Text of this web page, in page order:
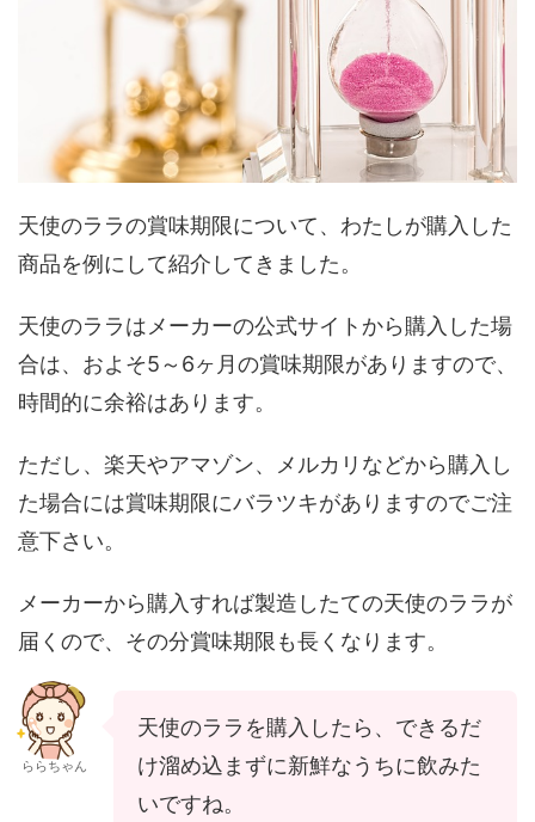
天使のララの賞味期限について、わたしが購入した
商品を例にして紹介してきました。
天使のララはメーカーの公式サイトから購入した場
合は、およそ5～6ヶ月の賞味期限がありますので、
時間的に余裕はあります。
ただし、楽天やアマゾン、メルカリなどから購入し
た場合には賞味期限にバラツキがありますのでご注
意下さい。
メーカーから購入すれば製造したての天使のララが
届くので、その分賞味期限も長くなります。
ららちゃん
天使のララを購入したら、できるだ
け溜め込まずに新鮮なうちに飲みた
いですね。